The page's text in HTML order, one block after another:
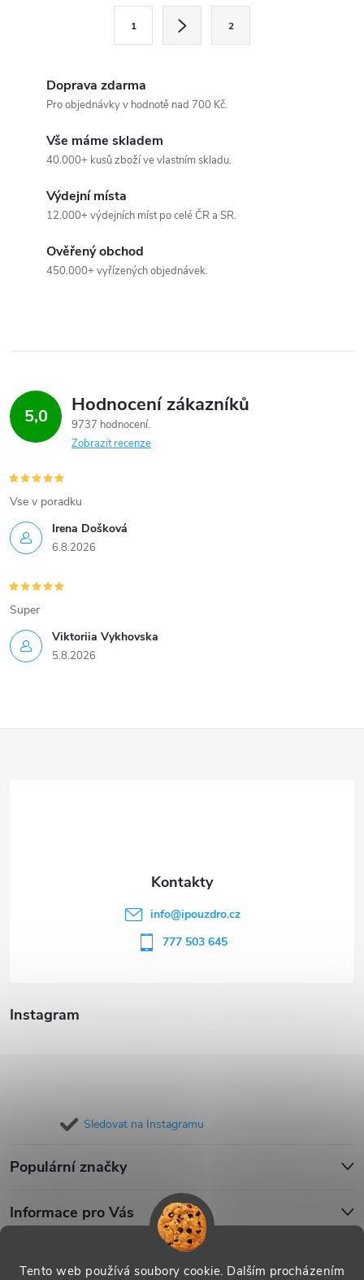
Tento web používá soubory cookie. Dalším procházením
ý
p
i
s
u
1 2
Doprava zdarma
Pro objednávky v hodnotě nad 700 Kč.
Vše máme skladem
40.000+ kusů zboží ve vlastním skladu.
Výdejní místa
12.000+ výdejních míst po celé ČR a SR.
Ověřený obchod
450.000+ vyřízených objednávek.
5,0 Hodnocení zákazníků
9737 hodnocení
Zobrazit recenze
Irena Došková
6.8.2026
Vse v poradku
Viktoriia Vykhovska
5.8.2026
Super
Instagram
Sledovat na Instagramu
Populární značky
Informace pro Vás
info@ipouzdro.cz
777 503 645